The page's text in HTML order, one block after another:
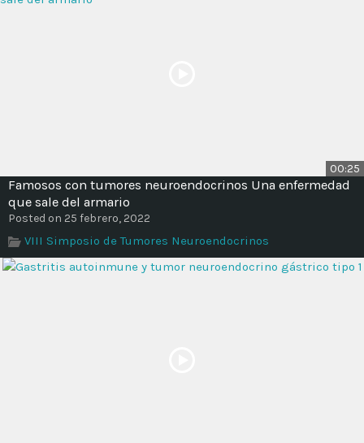
00:25
Famosos con tumores neuroendocrinos Una enfermedad
que sale del armario
Posted on 25 febrero, 2022
VIII Simposio de Tumores Neuroendocrinos